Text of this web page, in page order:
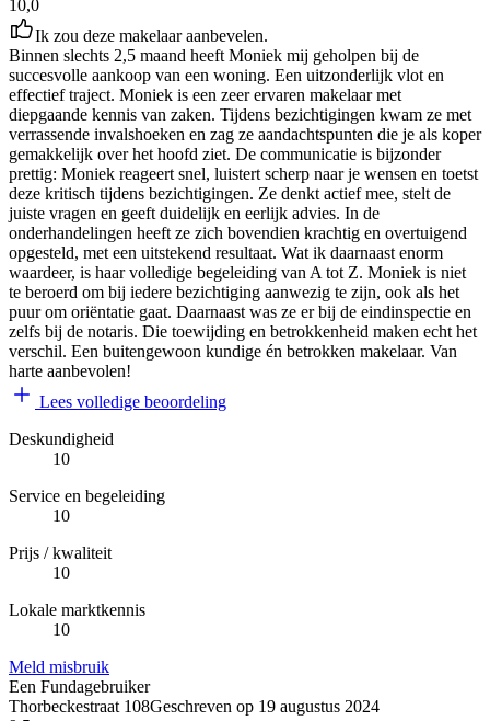
10,0
Ik zou deze makelaar aanbevelen.
Binnen slechts 2,5 maand heeft Moniek mij geholpen bij de
succesvolle aankoop van een woning. Een uitzonderlijk vlot en
effectief traject. Moniek is een zeer ervaren makelaar met
diepgaande kennis van zaken. Tijdens bezichtigingen kwam ze met
verrassende invalshoeken en zag ze aandachtspunten die je als koper
gemakkelijk over het hoofd ziet. De communicatie is bijzonder
prettig: Moniek reageert snel, luistert scherp naar je wensen en toetst
deze kritisch tijdens bezichtigingen. Ze denkt actief mee, stelt de
juiste vragen en geeft duidelijk en eerlijk advies. In de
onderhandelingen heeft ze zich bovendien krachtig en overtuigend
opgesteld, met een uitstekend resultaat. Wat ik daarnaast enorm
waardeer, is haar volledige begeleiding van A tot Z. Moniek is niet
te beroerd om bij iedere bezichtiging aanwezig te zijn, ook als het
puur om oriëntatie gaat. Daarnaast was ze er bij de eindinspectie en
zelfs bij de notaris. Die toewijding en betrokkenheid maken echt het
verschil. Een buitengewoon kundige én betrokken makelaar. Van
harte aanbevolen!
Lees volledige beoordeling
Deskundigheid
10
Service en begeleiding
10
Prijs / kwaliteit
10
Lokale marktkennis
10
Meld misbruik
Een Fundagebruiker
Thorbeckestraat 108Geschreven op 19 augustus 2024